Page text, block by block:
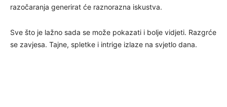
razočaranja generirat će raznorazna iskustva.
Sve što je lažno sada se može pokazati i bolje vidjeti. Razgrće
se zavjesa. Tajne, spletke i intrige izlaze na svjetlo dana.